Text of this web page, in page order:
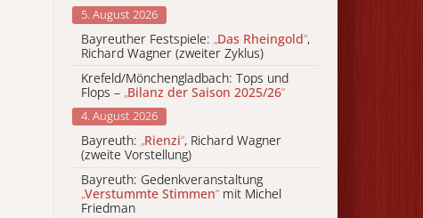
5. August 2026
Bayreuther Festspiele: „Das Rheingold“,
Richard Wagner (zweiter Zyklus)
Krefeld/Mönchengladbach: Tops und
Flops – „Bilanz der Saison 2025/26“
4. August 2026
Bayreuth: „Rienzi“, Richard Wagner
(zweite Vorstellung)
Bayreuth: Gedenkveranstaltung
„Verstummte Stimmen“ mit Michel
Friedman